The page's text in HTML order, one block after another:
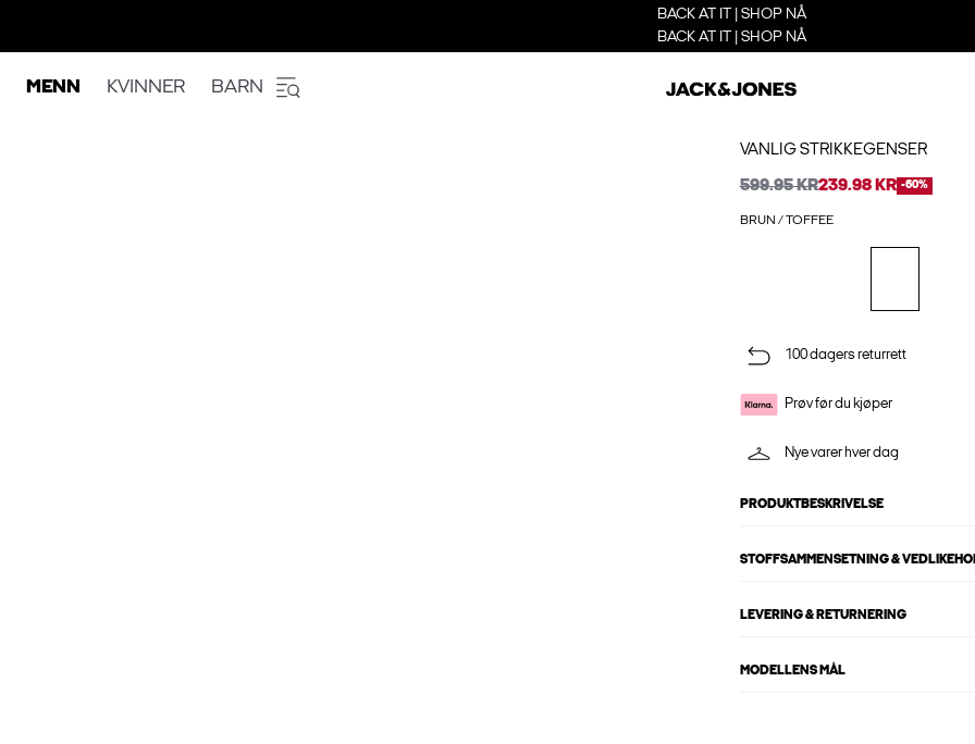
BACK AT IT | SHOP NÅ
BACK AT IT | SHOP NÅ
MENN KVINNER BARN
VANLIG STRIKKEGENSER
599.95 KR239.98 KR -60%
BRUN / TOFFEE
100 dagers returrett
Prøv før du kjøper
Nye varer hver dag
PRODUKTBESKRIVELSE
STOFFSAMMENSETNING &
LEVERING & RETURNERING
MODELLENS MÅL